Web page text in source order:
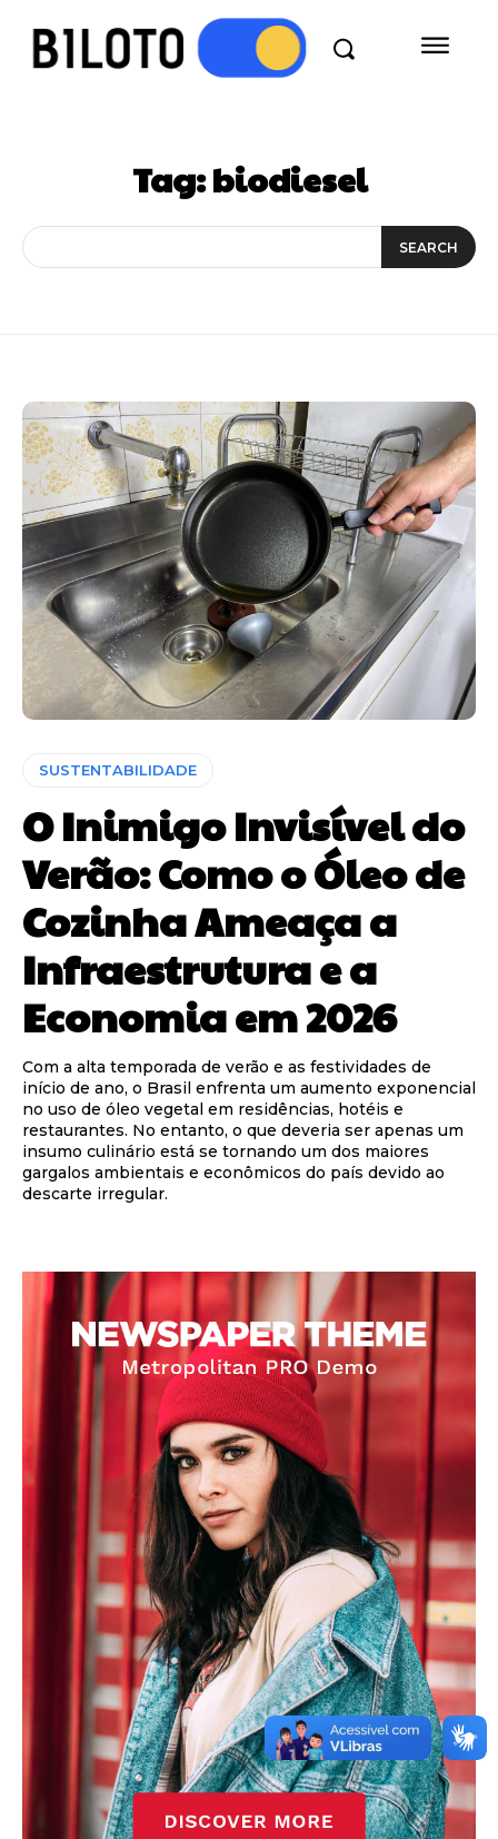
Tag:biodiesel
SEARCH
SUSTENTABILIDADE
O Inimigo Invisível do
Verão: Como o Óleo de
Cozinha Ameaça a
Infraestrutura e a
Economia em 2026
Com a alta temporada de verão e as festividades de
início de ano, o Brasil enfrenta um aumento exponencial
no uso de óleo vegetal em residências, hotéis e
restaurantes. No entanto, o que deveria ser apenas um
insumo culinário está se tornando um dos maiores
gargalos ambientais e econômicos do país devido ao
descarte irregular.